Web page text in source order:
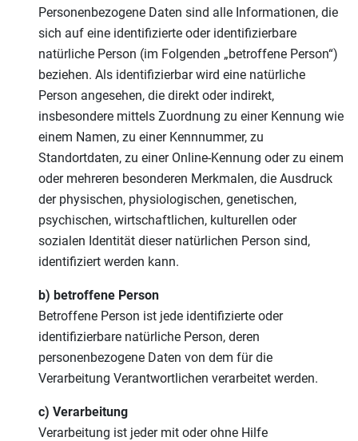
Personenbezogene Daten sind alle Informationen, die
sich auf eine identifizierte oder identifizierbare
natürliche Person (im Folgenden „betroffene Person“)
beziehen. Als identifizierbar wird eine natürliche
Person angesehen, die direkt oder indirekt,
insbesondere mittels Zuordnung zu einer Kennung wie
einem Namen, zu einer Kennnummer, zu
Standortdaten, zu einer Online-Kennung oder zu einem
oder mehreren besonderen Merkmalen, die Ausdruck
der physischen, physiologischen, genetischen,
psychischen, wirtschaftlichen, kulturellen oder
sozialen Identität dieser natürlichen Person sind,
identifiziert werden kann.
b) betroffene Person
Betroffene Person ist jede identifizierte oder
identifizierbare natürliche Person, deren
personenbezogene Daten von dem für die
Verarbeitung Verantwortlichen verarbeitet werden.
c) Verarbeitung
Verarbeitung ist jeder mit oder ohne Hilfe